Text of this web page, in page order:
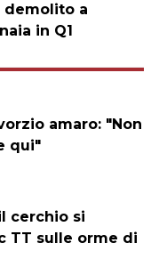
demolito a
in Q1
amaro: "Non
qui"
cerchio si
TT sulle orme di